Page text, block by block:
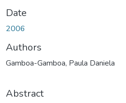
Date
2006
Authors
Gamboa-Gamboa, Paula Daniela
Abstract